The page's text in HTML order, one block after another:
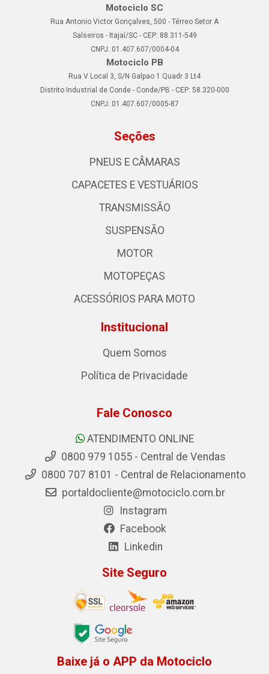
Motociclo SC
Rua Antonio Victor Gonçalves, 500 - Térreo Setor A
Salseiros - Itajaí/SC - CEP: 88.311-549
CNPJ: 01.407.607/0004-04
Motociclo PB
Rua V Local 3, S/N Galpao 1 Quadr 3 Lt4
Distrito Industrial de Conde - Conde/PB - CEP: 58.320-000
CNPJ: 01.407.607/0005-87
Seções
PNEUS E CÂMARAS
CAPACETES E VESTUÁRIOS
TRANSMISSÃO
SUSPENSÃO
MOTOR
MOTOPEÇAS
ACESSÓRIOS PARA MOTO
Institucional
Quem Somos
Política de Privacidade
Fale Conosco
ATENDIMENTO ONLINE
0800 979 1055 - Central de Vendas
0800 707 8101 - Central de Relacionamento
portaldocliente@motociclo.com.br
Instagram
Facebook
Linkedin
Site Seguro
Baixe já o APP da Motociclo